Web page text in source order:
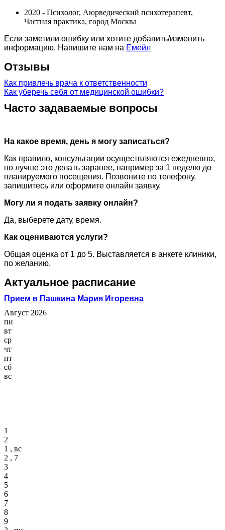
2020 - Психолог, Аюрведический психотерапевт,
Частная практика, город Москва
Если заметили ошибку или хотите добавить/изменить
информацию. Напишите нам на Емейл
Отзывы
Как привлечь врача к ответственности
Как уберечь себя от медицинской ошибки?
Часто задаваемые вопросы
На какое время, день я могу записаться?
Как правило, консультации осуществляются ежедневно,
но лучше это делать заранее, например за 1 неделю до
планируемого посещения. Позвоните по телефону,
запишитесь или оформите онлайн заявку.
Могу ли я подать заявку онлайн?
Да, выберете дату, время.
Как оцениваются услуги?
Общая оценка от 1 до 5. Выставляется в анкете клиники,
по желанию.
Актуальное расписание
Прием в Пашкина Мария Игоревна
Август 2026
пн
вт
ср
чт
пт
сб
вс
1
2
1 , вс
2 , 7
3
4
5
6
7
8
9